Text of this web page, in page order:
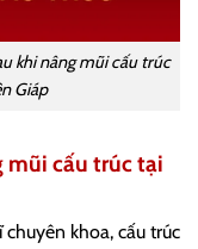
khi nâng mũi cấu trúc
Giáp
mũi cấu trúc tại
khoa, cấu trúc